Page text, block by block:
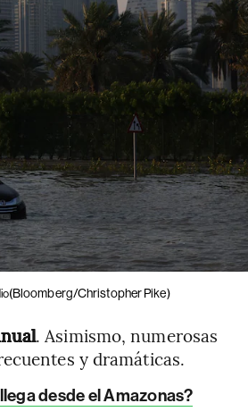
(Bloomberg/Christopher Pike)
. Asimismo, numerosas
y dramáticas.
desde el Amazonas?